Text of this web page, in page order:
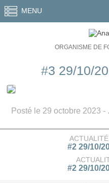
MENU
ORGANISME DE
#3 29/10/
Posté le 29 octobre 2023 - .
#2 29/10/
#2 29/10/